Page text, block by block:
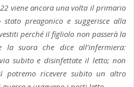
viene ancora una volta il primario
preagonico e suggerisce alla
perché il figliolo non passerà la
la suora che dice all’infermiera:
subito e disinfettate il letto; non
potremo ricevere subito un altro